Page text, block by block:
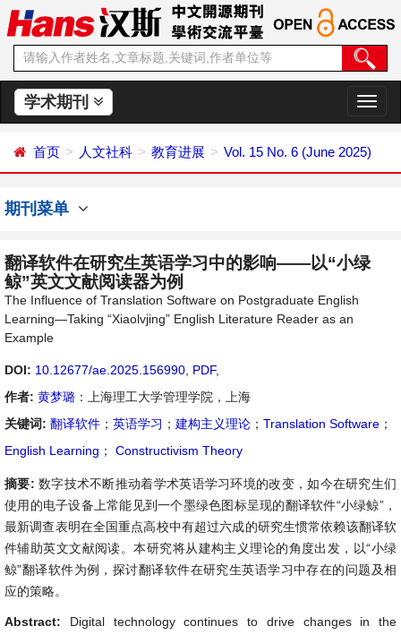
学术期刊
切
换
航
首页 人文社科 教育进展 Vol. 15 No. 6 (June 2025)
期刊菜单
翻译软件在研究生英语学习中的影响——以“小绿
鲸”英文文献阅读器为例
The Influence of Translation Software on Postgraduate English
Learning—Taking “Xiaolvjing” English Literature Reader as an
Example
DOI: 10.12677/ae.2025.156990 PDF,
作者: 黄梦璐 ：上海理工大学管理学院，上海
关键词: 翻译软件 ； 英语学习 ； 建构主义理论 ； Translation Software ；
English Learning ； Constructivism Theory
摘要: 数字技术不断推动着学术英语学习环境的改变，如今在研究生们
使用的电子设备上常能见到一个墨绿色图标呈现的翻译软件“小绿鲸”，
最新调查表明在全国重点高校中有超过六成的研究生惯常依赖该翻译软
件辅助英文文献阅读。本研究将从建构主义理论的角度出发，以“小绿
鲸”翻译软件为例，探讨翻译软件在研究生英语学习中存在的问题及相
应的策略。
Abstract: Digital technology continues to drive changes in the